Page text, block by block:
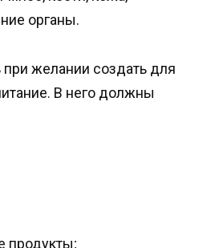
органы.
желании создать для
В него должны
продукты;